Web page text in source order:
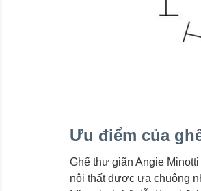
Ưu điểm của
Ghế thư giãn Angie
nội thất được ưa chuộng